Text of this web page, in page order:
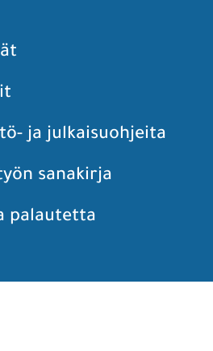
ja julkaisuohjeita
sanakirja
palautetta